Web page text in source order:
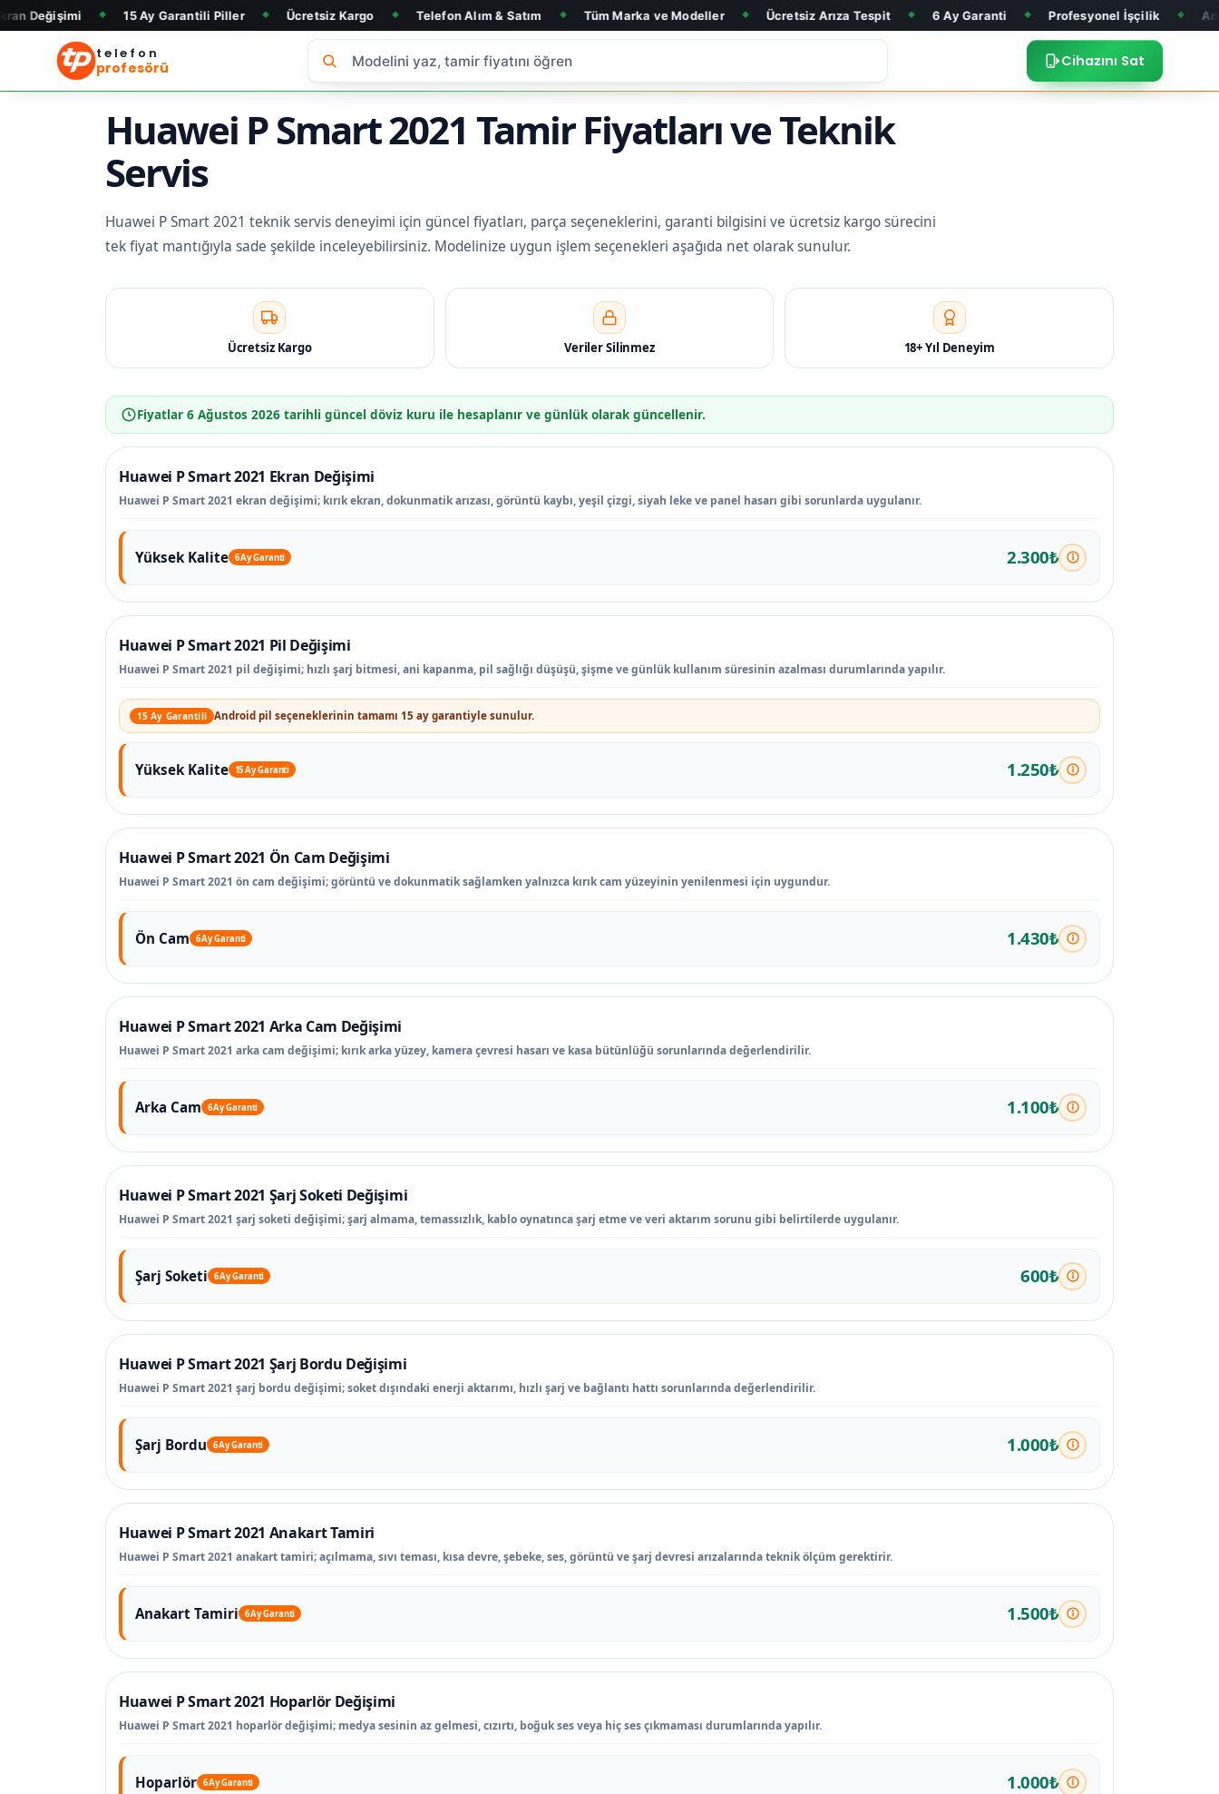
◆ 15 Ay Garantili Piller ◆ Ücretsiz Kargo ◆ Telefon Alım & Satım ◆ Tüm Marka ve Modeller ◆ Ücretsiz Arıza Tespit ◆ 6 Ay Garanti ◆ Profesyonel İşçilik ◆ Anakart Tamiri
telefon
profesörü Cihazını Sat
Huawei P Smart 2021 Tamir Fiyatları ve Teknik
Servis
Huawei P Smart 2021 teknik servis deneyimi için güncel fiyatları, parça seçeneklerini, garanti bilgisini ve ücretsiz kargo sürecini
tek fiyat mantığıyla sade şekilde inceleyebilirsiniz. Modelinize uygun işlem seçenekleri aşağıda net olarak sunulur.
Ücretsiz Kargo Veriler Silinmez 18+ Yıl Deneyim
Fiyatlar 6 Ağustos 2026 tarihli güncel döviz kuru ile hesaplanır ve günlük olarak güncellenir.
Huawei P Smart 2021 Ekran Değişimi
Huawei P Smart 2021 ekran değişimi; kırık ekran, dokunmatik arızası, görüntü kaybı, yeşil çizgi, siyah leke ve panel hasarı gibi sorunlarda uygulanır.
Yüksek Kalite 6 Ay Garanti 2.300₺
Huawei P Smart 2021 Pil Değişimi
Huawei P Smart 2021 pil değişimi; hızlı şarj bitmesi, ani kapanma, pil sağlığı düşüşü, şişme ve günlük kullanım süresinin azalması durumlarında yapılır.
15 Ay Garantili Android pil seçeneklerinin tamamı 15 ay garantiyle sunulur.
Yüksek Kalite 15 Ay Garanti 1.250₺
Huawei P Smart 2021 Ön Cam Değişimi
Huawei P Smart 2021 ön cam değişimi; görüntü ve dokunmatik sağlamken yalnızca kırık cam yüzeyinin yenilenmesi için uygundur.
Ön Cam 6 Ay Garanti 1.430₺
Huawei P Smart 2021 Arka Cam Değişimi
Huawei P Smart 2021 arka cam değişimi; kırık arka yüzey, kamera çevresi hasarı ve kasa bütünlüğü sorunlarında değerlendirilir.
Arka Cam 6 Ay Garanti 1.100₺
Huawei P Smart 2021 Şarj Soketi Değişimi
Huawei P Smart 2021 şarj soketi değişimi; şarj almama, temassızlık, kablo oynatınca şarj etme ve veri aktarım sorunu gibi belirtilerde uygulanır.
Şarj Soketi 6 Ay Garanti 600₺
Huawei P Smart 2021 Şarj Bordu Değişimi
Huawei P Smart 2021 şarj bordu değişimi; soket dışındaki enerji aktarımı, hızlı şarj ve bağlantı hattı sorunlarında değerlendirilir.
Şarj Bordu 6 Ay Garanti 1.000₺
Huawei P Smart 2021 Anakart Tamiri
Huawei P Smart 2021 anakart tamiri; açılmama, sıvı teması, kısa devre, şebeke, ses, görüntü ve şarj devresi arızalarında teknik ölçüm gerektirir.
Anakart Tamiri 6 Ay Garanti 1.500₺
Huawei P Smart 2021 Hoparlör Değişimi
Huawei P Smart 2021 hoparlör değişimi; medya sesinin az gelmesi, cızırtı, boğuk ses veya hiç ses çıkmaması durumlarında yapılır.
Hoparlör 6 Ay Garanti 1.000₺